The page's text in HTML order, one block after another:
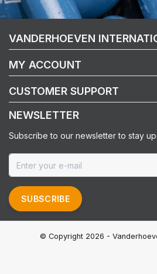
VANDERHOEVEN
MY ACCOUNT
CUSTOMER SUPPORT
NEWSLETTER
Subscribe to our newsletter to stay
SUBSCRIBE
© Copyright 2026 -